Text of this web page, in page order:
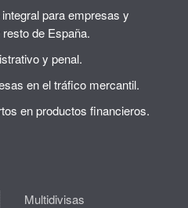
para empresas y
de España.
y penal.
en el tráfico mercantil.
en productos financieros.
Multidivisas